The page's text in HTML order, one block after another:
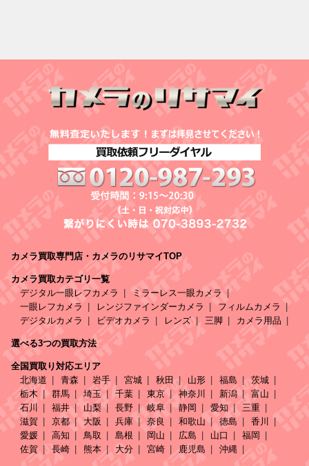
カメラ買取専門店・カメラのリサマイTOP
カメラ買取カテゴリ一覧
デジタル一眼レフカメラ
ミラーレス一眼カメラ
一眼レフカメラ
レンジファインダーカメラ
フィルムカメラ
デジタルカメラ
ビデオカメラ レンズ 三脚 カメラ用品
選べる3つの買取方法
全国買取り対応エリア
北海道
青森 岩手 宮城 秋田 山形 福島
茨城
栃木
群馬 埼玉 千葉 東京 神奈川 新潟
富山
石川
福井 山梨 長野 岐阜 静岡 愛知
三重
滋賀
京都 大阪 兵庫 奈良 和歌山 徳島
香川
愛媛
高知 鳥取 島根 岡山 広島 山口
福岡
佐賀
長崎 熊本 大分 宮崎 鹿児島 沖縄